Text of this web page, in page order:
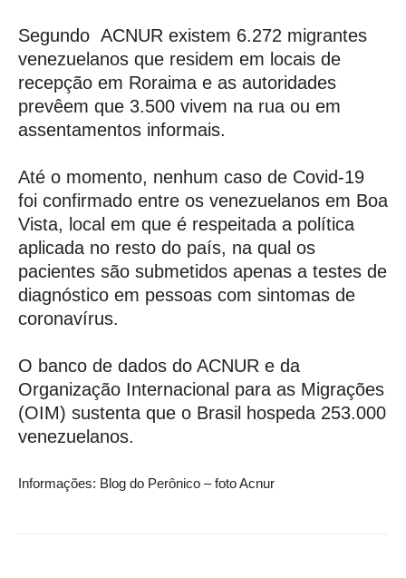
Segundo ACNUR existem 6.272 migrantes
venezuelanos que residem em locais de
recepção em Roraima e as autoridades
prevêem que 3.500 vivem na rua ou em
assentamentos informais.
Até o momento, nenhum caso de Covid-19
foi confirmado entre os venezuelanos em Boa
Vista, local em que é respeitada a política
aplicada no resto do país, na qual os
pacientes são submetidos apenas a testes de
diagnóstico em pessoas com sintomas de
coronavírus.
O banco de dados do ACNUR e da
Organização Internacional para as Migrações
(OIM) sustenta que o Brasil hospeda 253.000
venezuelanos.
Informações: Blog do Perônico – foto Acnur